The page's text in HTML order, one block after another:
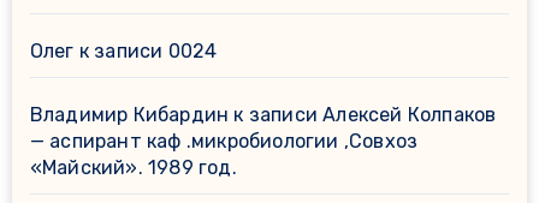
Олег к записи 0024
Владимир Кибардин к записиАлексей Колпаков
— аспирант каф .микробиологии ,Совхоз
«Майский». 1989 год.